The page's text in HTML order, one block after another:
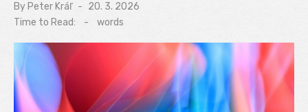
By Peter Kráľ
Posted
on
20. 3. 2026
Time to Read:
- words